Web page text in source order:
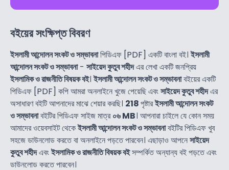
বইয়ের সংক্ষিপ্ত বিবরণ
ইসলামী আন্দোলন সংকট ও সম্ভাবনাপিডিএফ [PDF] একটি বাংলা বই। ইসলামী
আন্দোলন সংকট ও সম্ভাবনা- সাইয়েদ কুতুব শহীদএর লেখা একটি জনপ্রিয়
ইসলামিক ও রাজনীতি বিষয়ক বই। ইসলামী আন্দোলন সংকট ও সম্ভাবনাবইয়ের একটি
পিডিএফ [PDF] কপি আমরা অনলাইনে খুজে পেয়েছি এবংসাইয়েদ কুতুব শহীদএর
অসাধারণ বইটি আপনাদের মাঝে শেয়ার করছি। 218পৃষ্টারইসলামী আন্দোলন সংকট
ও সম্ভাবনাবইটির পিডিএফ সাইজ মাত্র০৬ MB। আপনারা চাইলে যে কোন সময়
আমাদের ওয়েবসাইট থেকেইসলামী আন্দোলন সংকট ও সম্ভাবনাবইটির পিডিএফ খুব
সহজে ডাউনলোড করতে বা অনলাইনে পড়তে পারবেন। এছাড়াও আপনেসাইয়েদ
কুতুব শহীদএবংইসলামিক ও রাজনীতি বিষয়ক বইসম্পর্কিত অন্যান্য বই পড়তে এবং
ডাউনলোড করতে পারবেন।